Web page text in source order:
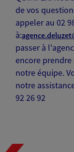
de vos
appeler au 02
à:
passer à
encore
notre équipe.
notre
92 26 92